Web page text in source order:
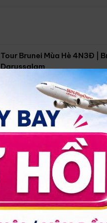
Tour Brunei Mùa Hè 4N3Đ |
Darussalam
Hồ Chí Minh 4N3Đ
30/08 17/09 24/09
14.499.000đ Xem